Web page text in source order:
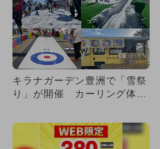
キラナガーデン豊洲で「雪祭
り」が開催 カーリング体験
も